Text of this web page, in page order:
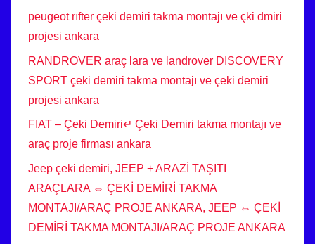
peugeot rıfter çeki demiri takma montajı ve çki dmiri
projesi ankara
RANDROVER araç lara ve landrover DISCOVERY
SPORT çeki demiri takma montajı ve çeki demiri
projesi ankara
FIAT – Çeki Demiri↵ Çeki Demiri takma montajı ve
araç proje firması ankara
Jeep çeki demiri, JEEP + ARAZİ TAŞITI
ARAÇLARA ⇔ ÇEKİ DEMİRİ TAKMA
MONTAJI/ARAÇ PROJE ANKARA, JEEP ⇔ ÇEKİ
DEMİRİ TAKMA MONTAJI/ARAÇ PROJE ANKARA